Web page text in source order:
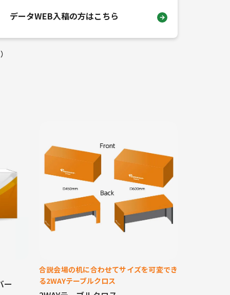
データWEB入稿の方はこちら
ー
合説会場の机に合わせてサイズを可変でき
る2WAYテーブルクロス